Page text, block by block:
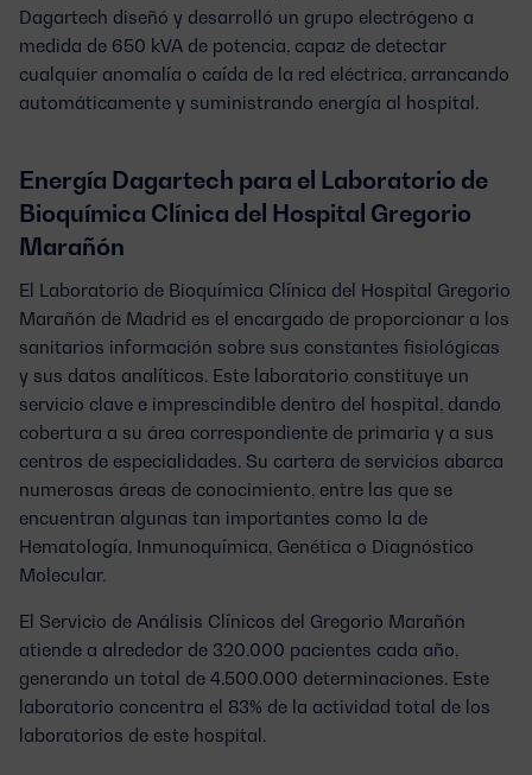
Dagartech diseñó y desarrolló un grupo electrógeno a
medida de 650 kVA de potencia , capaz de detectar
cualquier anomalía o caída de la red eléctrica, arrancando
automáticamente y suministrando energía al hospital.
Energía Dagartech para el Laboratorio de
Bioquímica Clínica del Hospital Gregorio
Marañón
El Laboratorio de Bioquímica Clínica del Hospital Gregorio
Marañón de Madrid es el encargado de proporcionar a los
sanitarios información sobre sus constantes fisiológicas
y sus datos analíticos. Este laboratorio constituye un
servicio clave e imprescindible dentro del hospital, dando
cobertura a su área correspondiente de primaria y a sus
centros de especialidades. Su cartera de servicios abarca
numerosas áreas de conocimiento, entre las que se
encuentran algunas tan importantes como la de
Hematología, Inmunoquímica, Genética o Diagnóstico
Molecular.
El Servicio de Análisis Clínicos del Gregorio Marañón
atiende a alrededor de 320.000 pacientes cada año,
generando un total de 4.500.000 determinaciones. Este
laboratorio concentra el 83% de la actividad total de los
laboratorios de este hospital.